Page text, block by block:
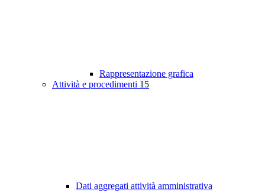
Rappresentazione grafica
Attività e procedimenti 15
Dati aggregati attività amministrativa